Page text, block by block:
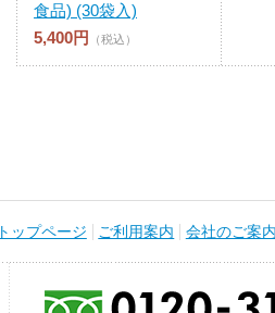
食品) (30袋入)
5,400円
（税込）
トップページ ご利用案内 会社のご案